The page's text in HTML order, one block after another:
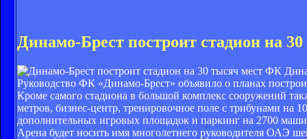
Динамо-Брест построит стадион на
ФК
Руководство ФК «Динамо-Брест» объявило о планах
Кроме самого стадиона в большой комплекс сооружений
метров, бизнес-центр, тренировочное поле с трибунами на
дополнительных игровых площадок и паркинг на 2700
Арена будет носить имя многолетнего руководителя ОАЭ